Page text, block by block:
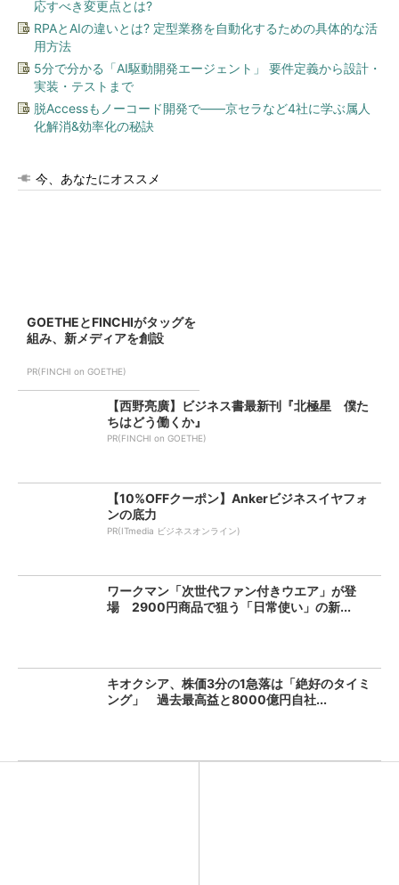
応すべき変更点とは?
RPAとAIの違いとは? 定型業務を自動化するための具体的な活
用方法
5分で分かる「AI駆動開発エージェント」 要件定義から設計・
実装・テストまで
脱Accessもノーコード開発で――京セラなど4社に学ぶ属人
化解消&効率化の秘訣
今、あなたにオススメ
GOETHEとFINCHIがタッグを
組み、新メディアを創設
PR(FINCHI on GOETHE)
【西野亮廣】ビジネス書最新刊『北極星 僕た
ちはどう働くか』
PR(FINCHI on GOETHE)
【10%OFFクーポン】Ankerビジネスイヤフォ
ンの底力
PR(ITmedia ビジネスオンライン)
ワークマン「次世代ファン付きウエア」が登
場 2900円商品で狙う「日常使い」の新...
キオクシア、株価3分の1急落は「絶好のタイミ
ング」 過去最高益と8000億円自社...